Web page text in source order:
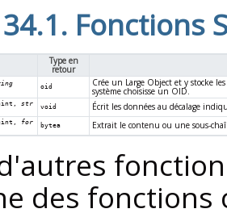
Fonctions
Type en
retour
oid Crée un Large Object et y stocke
système choisisse un OID.
, str
void Écrit les données au décalage
,
for
bytea Extrait le contenu ou une sous-
des